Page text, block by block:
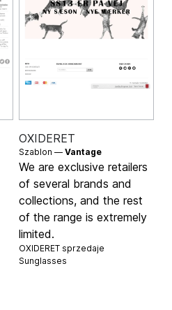
OXIDERET
Szablon — Vantage
We are exclusive retailers
of several brands and
collections, and the rest
of the range is extremely
limited.
OXIDERET sprzedaje
Sunglasses